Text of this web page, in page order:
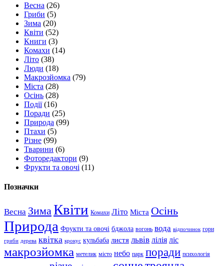
Весна (26)
Гриби (5)
Зима (20)
Квіти (52)
Книги (3)
Комахи (14)
Літо (38)
Люди (18)
Макрозйомка (79)
Міста (28)
Осінь (28)
Події(16)
Поради (25)
Природа (99)
Птахи (5)
Різне (99)
Тварини (6)
Фоторедактори (9)
Фрукти та овочі (11)
Позначки
Весна ЗимаКвіти Комахи Літо Міста Осінь
Природа Фрукти та овочі бджола вогонь вода відпочинок гори
гриби дерева квітка крокус кульбаба листя львів лілія ліс
макрозйомка метелик місто небо парк поради психологія